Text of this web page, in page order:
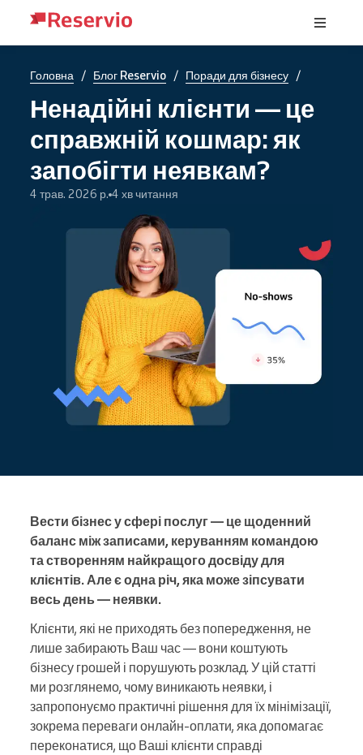
Головна / Блог Reservio / Поради для бізнесу /
Ненадійні клієнти — це
справжній кошмар: як
запобігти неявкам?
4 трав. 2026 р. 4 хв читання
Вести бізнес у сфері послуг — це щоденний
баланс між записами, керуванням командою
та створенням найкращого досвіду для
клієнтів. Але є одна річ, яка може зіпсувати
весь день — неявки.
Клієнти, які не приходять без попередження, не
лише забирають Ваш час — вони коштують
бізнесу грошей і порушують розклад. У цій статті
ми розглянемо, чому виникають неявки, і
запропонуємо практичні рішення для їх мінімізації,
зокрема переваги онлайн-оплати, яка допомагає
переконатися, що Ваші клієнти справді